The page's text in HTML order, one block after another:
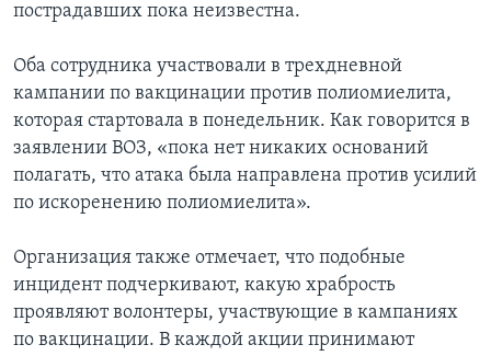
пострадавших пока неизвестна.
Оба сотрудника участвовали в трехдневной
кампании по вакцинации против полиомиелита,
которая стартовала в понедельник. Как говорится в
заявлении ВОЗ, «пока нет никаких оснований
полагать, что атака была направлена против усилий
по искоренению полиомиелита».
Организация также отмечает, что подобные
инцидент подчеркивают, какую храбрость
проявляют волонтеры, участвующие в кампаниях
по вакцинации. В каждой акции принимают